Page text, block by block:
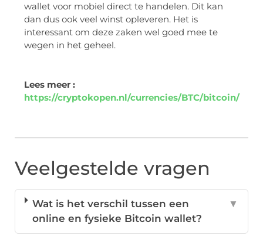
wallet voor mobiel direct te handelen. Dit kan
dan dus ook veel winst opleveren. Het is
interessant om deze zaken wel goed mee te
wegen in het geheel.
Lees meer :
https://cryptokopen.nl/currencies/BTC/bitcoin/
Veelgestelde vragen
Wat is het verschil tussen een
online en fysieke Bitcoin wallet?
▼